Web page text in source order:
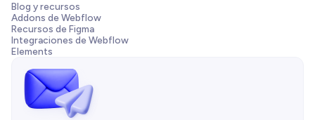
Blog y recursos
Addons de Webflow
Recursos de Figma
Integraciones de Webflow
Elements